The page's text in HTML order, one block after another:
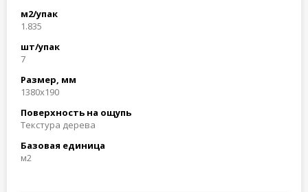
м2/упак
1.835
шт/упак
7
Размер, мм
1380x190
Поверхность на ощупь
Текстура дерева
Базовая единица
м2